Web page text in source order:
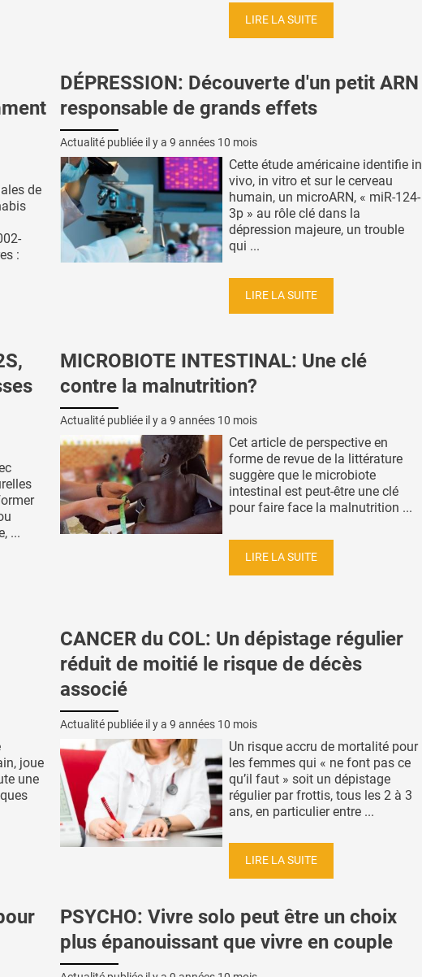
LIRE LA SUITE
de
:
DÉPRESSION: Découverte d'un petit ARN
responsable de grands effets
Actualité publiée il y a 9 années 10 mois
Cette étude américaine identifie in
vivo, in vitro et sur le cerveau
humain, un microARN, « miR-124-
3p » au rôle clé dans la
dépression majeure, un trouble
qui ...
LIRE LA SUITE
...
MICROBIOTE INTESTINAL: Une clé
contre la malnutrition?
Actualité publiée il y a 9 années 10 mois
Cet article de perspective en
forme de revue de la littérature
suggère que le microbiote
intestinal est peut-être une clé
pour faire face la malnutrition ...
LIRE LA SUITE
joue
une
CANCER du COL: Un dépistage régulier
réduit de moitié le risque de décès
associé
Actualité publiée il y a 9 années 10 mois
Un risque accru de mortalité pour
les femmes qui « ne font pas ce
qu’il faut » soit un dépistage
régulier par frottis, tous les 2 à 3
ans, en particulier entre ...
LIRE LA SUITE
PSYCHO: Vivre solo peut être un choix
plus épanouissant que vivre en couple